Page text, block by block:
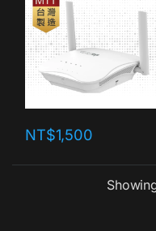
NT$1,500